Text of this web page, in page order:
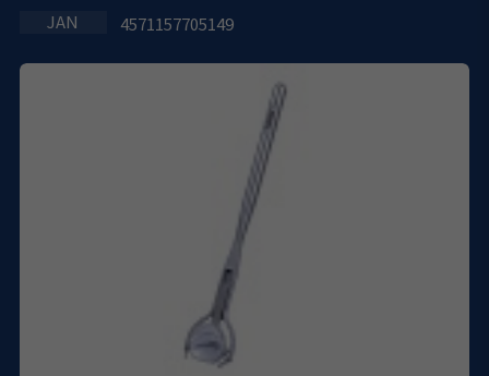
4571157705149